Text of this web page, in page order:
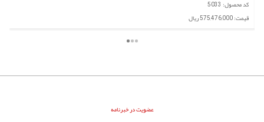
کد محصول: 5033
قیمت: 575,476,000 ریال
عضویت در خبرنامه